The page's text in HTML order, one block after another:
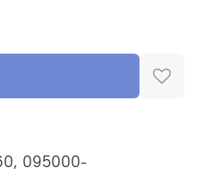
095000-